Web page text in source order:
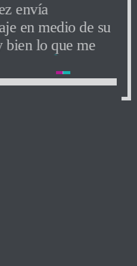
envía
en medio de su
bien lo que me